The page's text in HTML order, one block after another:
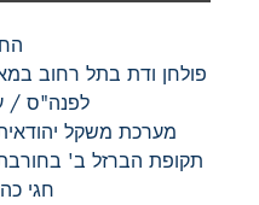
פולחן ודת בתל רחוב
לפנה"ס /
מערכת משקל
תקופת הברזל ב'
חגי